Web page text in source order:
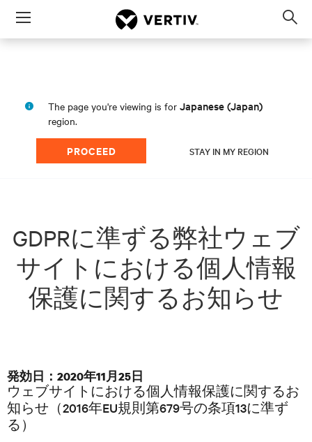
Menu
The page you're viewing is for Japanese (Japan)
region.
PROCEED STAY IN MY REGION
GDPRに準ずる弊社ウェブ
サイトにおける個人情報
保護に関するお知らせ
発効日：2020年11月 25日
ウェブサイトにおける個人情報保護に関するお
知らせ（2016年EU規則第679号の条項13に準ず
る）